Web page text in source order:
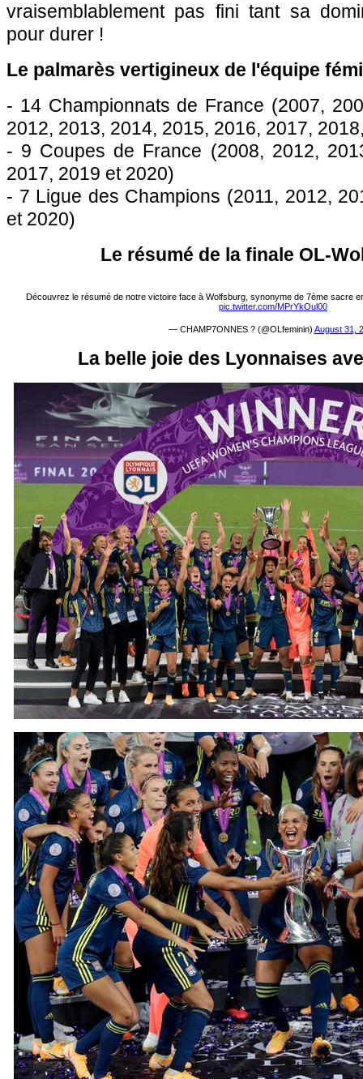
vraisemblablement pas fini tant sa
pour durer !
Le palmarès vertigineux de l'équipe
- 14 Championnats de France (2007,
2012, 2013, 2014, 2015, 2016, 2017,
- 9 Coupes de France (2008, 2012,
2017, 2019 et 2020)
- 7 Ligue des Champions (2011, 2012,
et 2020)
Le résumé de la finale OL-
Découvrez le résumé de notre victoire face à Wolfsburg, synonyme de 7ème sacre
pic.twitter.com/MPrYkOul00
— CHAMP7ONNES ? (@OLfeminin) August 31,
La belle joie des Lyonnaises